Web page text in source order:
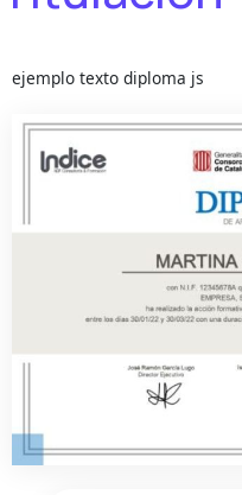
ejemplo texto diploma js